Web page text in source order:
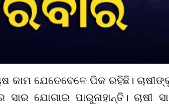
କାମ ଯେତେବେଳେ ପିକ ରହିଛି।
ସାର ଯୋଗାଇ ପାରୁନାହାନ୍ତି। ଚାଷୀ